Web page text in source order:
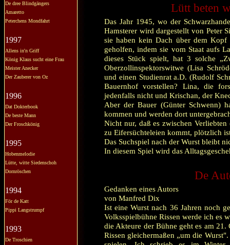
De dree Blindgängers
Amaretto
Peterchens Mondfahrt
1997
Allens in'n Griff
König Klaus sucht eine Frau
Meister Anecker
Der Zauberer von Oz
1996
Dat Dokterbook
De beste Mann
Der Froschkönig
1995
Hobenmelodie
Lütte, witte Siedenschoh
Dornröschen
1994
För de Katt
Pippi Langstrumpf
1993
De Troschien
Lütt beten
Das Jahr 1945, wo der
Hamsterer wird dargestellt von Peter
sie haben kein Dach über dem
geholfen, indem sie vom Staat aufs
dieses Stück spielt, hat 3 solche
Oberzollinspektorswitwe (Lisa
und einen Studienrat a.D. (Rudolf
Bauernhof vorstellen? Lina, die
jedenfalls nicht und Krischan, der
Aber der Bauer (Günter Schwenn)
kommen und werden dort
Nicht nur, daß es zwischen
zu Eifersüchteleien kommt, plötzlich
Das Suchspiel nach der Wurst bleibt
In diesem Spiel wird das
De
Gedanken eines Autors
von Manfred Dix
Ist eine Wurst nach 36 Jahren noch
Volksspielbühne Rissen werde ich es
die Akteure der Bühne geht es am
Rissen gleichermaßen „um die